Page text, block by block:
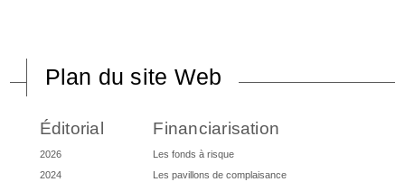
Plan du site Web
Éditorial
2026
2024
Financiarisation
Les fonds à risque
Les pavillons de complaisance